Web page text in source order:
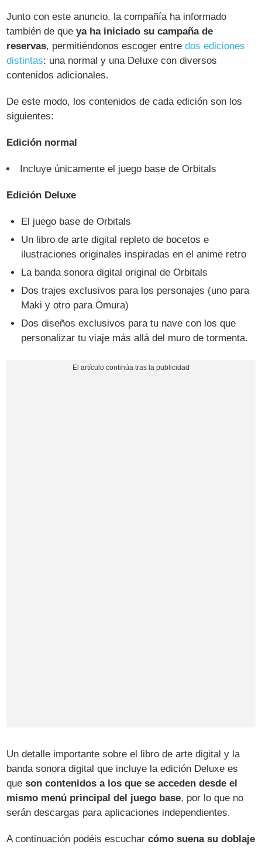
Junto con este anuncio, la compañía ha informado
también de queya ha iniciado su campaña de
reservas, permitiéndonos escoger entredos ediciones
distintas: una normal y una Deluxe con diversos
contenidos adicionales.
De este modo, los contenidos de cada edición son los
siguientes:
Edición normal
Incluye únicamente el juego base de Orbitals
Edición Deluxe
El juego base de Orbitals
Un libro de arte digital repleto de bocetos e
ilustraciones originales inspiradas en el anime retro
La banda sonora digital original de Orbitals
Dos trajes exclusivos para los personajes (uno para
Maki y otro para Omura)
Dos diseños exclusivos para tu nave con los que
personalizar tu viaje más allá del muro de tormenta.
Un detalle importante sobre el libro de arte digital y la
banda sonora digital que incluye la edición Deluxe es
queson contenidos a los que se acceden desde el
mismo menú principal del juego base, por lo que no
serán descargas para aplicaciones independientes.
A continuación podéis escucharcómo suena su doblaje